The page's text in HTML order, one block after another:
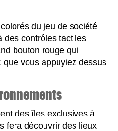
du jeu de société
des contrôles tactiles
bouton rouge qui
que vous appuyiez dessus
des îles exclusives à
fera découvrir des lieux